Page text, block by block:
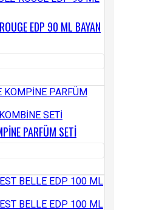
EDP 90 ML BAYAN
PARFÜM SETİ